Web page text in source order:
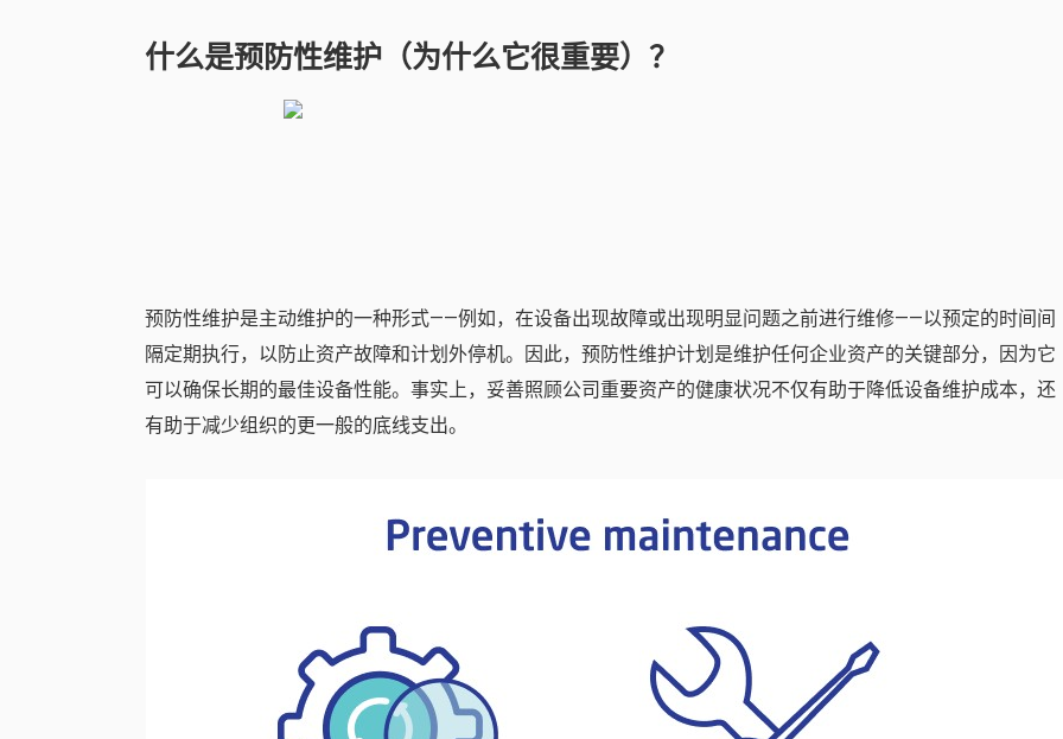
什么是预防性维护（为什么它很重要）？
预防性维护是主动维护的一种形式——例如，在设备出现故障或出现明显问题之前进行维修——以预定的时间间
隔定期执行，以防止资产故障和计划外停机。因此，预防性维护计划是维护任何企业资产的关键部分，因为它
可以确保长期的最佳设备性能。事实上，妥善照顾公司重要资产的健康状况不仅有助于降低设备维护成本，还
有助于减少组织的更一般的底线支出。